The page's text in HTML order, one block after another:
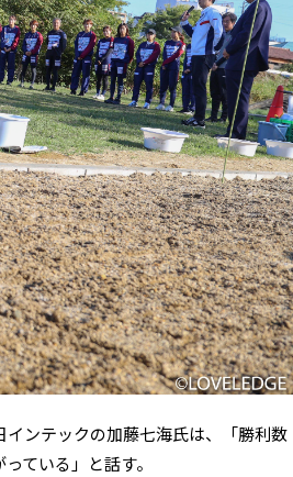
ンテックの加藤七海氏は、「勝利数
ている」と話す。